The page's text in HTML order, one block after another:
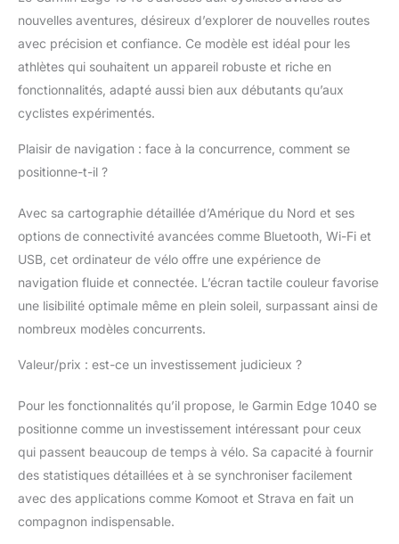
technologie GNSS
multibande qui offre
une précision de
positionnement
améliorée Une
simplifiée permettent
cours et aux outils
dont vous avez besoin
et même d'ajuster les
champs de données
l'appareil Edge ou
depuis votre
Classez vos forces en
comparez votre
capacité à vélo aux
exigences d'un
parcours spécifique
lorsqu'il est associé à
vos capteurs
nouvelles aventures, désireux d’explorer de nouvelles routes
avec précision et confiance. Ce modèle est idéal pour les
athlètes qui souhaitent un appareil robuste et riche en
fonctionnalités, adapté aussi bien aux débutants qu’aux
cyclistes expérimentés.
Plaisir de navigation : face à la concurrence, comment se
positionne-t-il ?
Avec sa cartographie détaillée d’Amérique du Nord et ses
options de connectivité avancées comme Bluetooth, Wi-Fi et
USB, cet ordinateur de vélo offre une expérience de
navigation fluide et connectée. L’écran tactile couleur favorise
une lisibilité optimale même en plein soleil, surpassant ainsi de
nombreux modèles concurrents.
Valeur/prix : est-ce un investissement judicieux ?
Pour les fonctionnalités qu’il propose, le Garmin Edge 1040 se
positionne comme un investissement intéressant pour ceux
qui passent beaucoup de temps à vélo. Sa capacité à fournir
des statistiques détaillées et à se synchroniser facilement
avec des applications comme Komoot et Strava en fait un
compagnon indispensable.